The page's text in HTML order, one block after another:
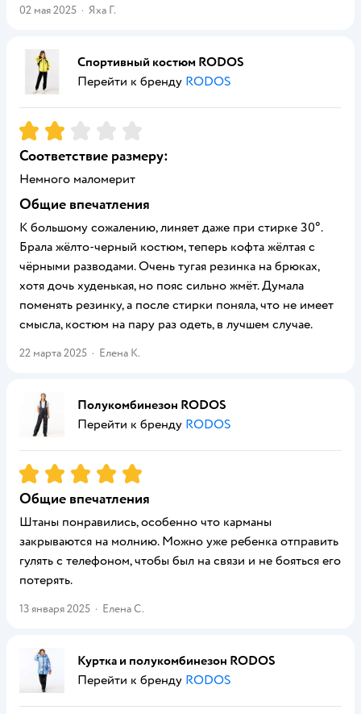
02 мая 2025 · Яха Г.
Спортивный костюм RODOS
Перейти к бренду RODOS
Рейтинг:2
Соответствие размеру:
Немного маломерит
Общие впечатления
К большому сожалению, линяет даже при стирке 30°.
Брала жëлто-черный костюм, теперь кофта жёлтая с
чёрными разводами. Очень тугая резинка на брюках,
хотя дочь худенькая, но пояс сильно жмёт. Думала
поменять резинку, а после стирки поняла, что не имеет
смысла, костюм на пару раз одеть, в лучшем случае.
22 марта 2025 · Елена К.
Полукомбинезон RODOS
Перейти к бренду RODOS
Рейтинг:5
Общие впечатления
Штаны понравились, особенно что карманы
закрываются на молнию. Можно уже ребенка отправить
гулять с телефоном, чтобы был на связи и не бояться его
потерять.
13 января 2025 · Елена С.
Куртка и полукомбинезон RODOS
Перейти к бренду RODOS